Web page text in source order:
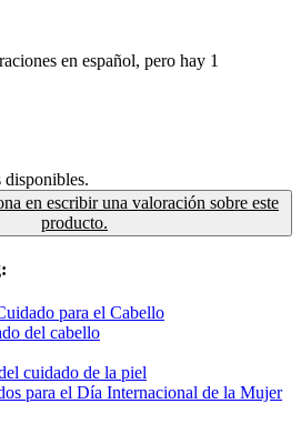
en español, pero hay 1
en escribir una valoración sobre este
producto.
para el Cabello
del cabello
cuidado de la piel
para el Día Internacional de la Mujer